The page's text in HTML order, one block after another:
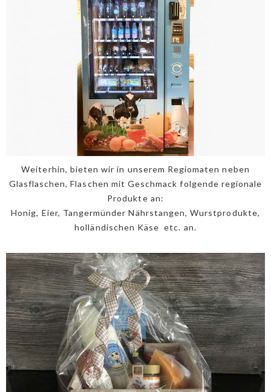
Weiterhin, bieten wir in unserem Regiomaten neben
Glasflaschen, Flaschen mit Geschmack folgende regionale
Produkte an:
Honig, Eier, Tangermünder Nährstangen, Wurstprodukte,
holländischen Käse etc. an.